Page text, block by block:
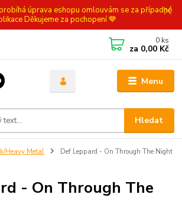
úprava eshopu omlouvám se za případné
Děkujeme za pochopení 💙
Menu
Hledat
0 ks
za 0,00 Kč
Heavy Metal
Def Leppard - On Through The Night
- On Through The